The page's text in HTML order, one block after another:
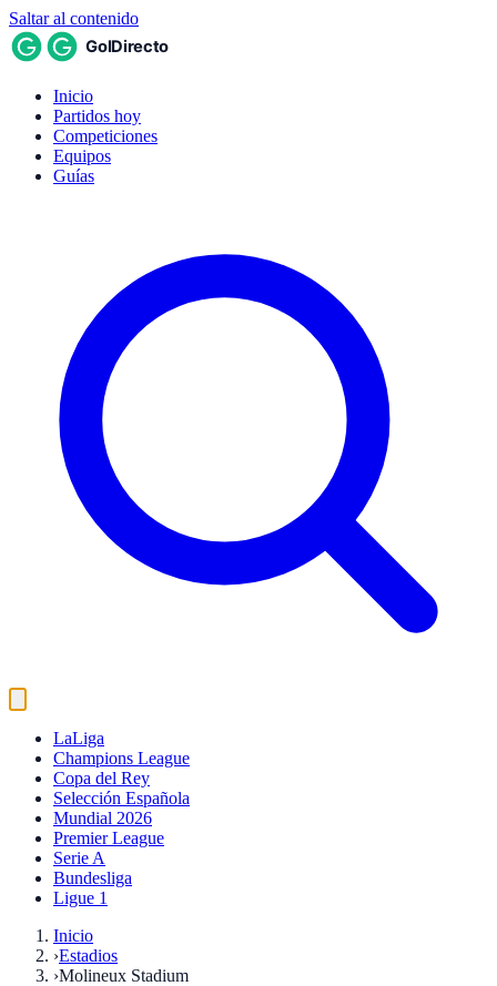
Saltar al contenido
Inicio
Partidos hoy
Competiciones
Equipos
Guías
LaLiga
Champions League
Copa del Rey
Selección Española
Mundial 2026
Premier League
Serie A
Bundesliga
Ligue 1
Inicio
›Estadios
›Molineux Stadium